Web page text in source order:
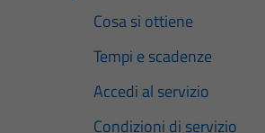
Cosa si ottiene
Tempi e scadenze
Accedi al servizio
Condizioni di servizio